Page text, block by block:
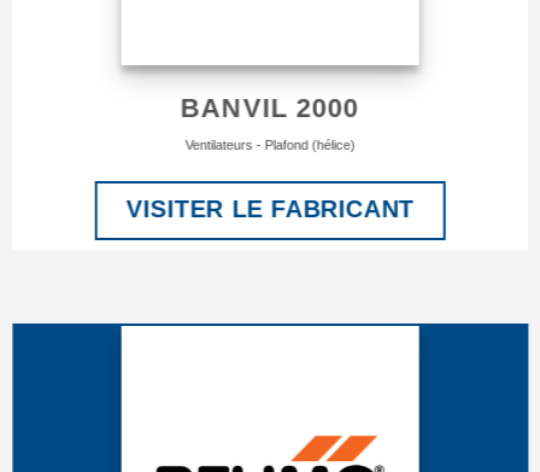
BANVIL 2000
Ventilateurs - Plafond (hélice)
VISITER LE FABRICANT